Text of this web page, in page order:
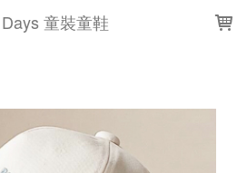
童裝童鞋